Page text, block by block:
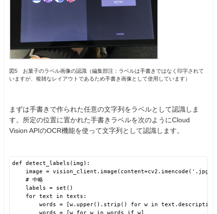
図5 お菓子のラベル画像の認識（編集部注：ラベルは手書きではなく印字されて
いますが、複雑なレイアウトであるため手書き画像として使用しています）
まずは手書きで作られた任意の文字列をラベルとして認識しま
す。所定の位置に置かれた手書きラベルを次のようにCloud
Vision APIのOCR機能を使って文字列として認識します。
def detect_labels(img):
image =
# 中略
labels = set()
for text in texts:
words = [w.upper().strip() for w in
words = [w for w in words if w]